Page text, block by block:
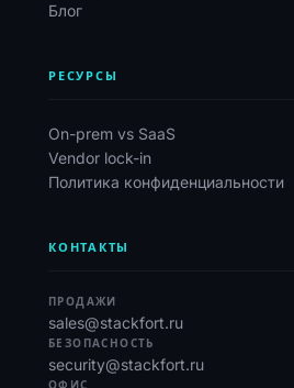
Блог
РЕСУРСЫ
On-prem vs SaaS
Vendor lock-in
Политика конфиденциальности
КОНТАКТЫ
ПРОДАЖИ
sales@stackfort.ru
БЕЗОПАСНОСТЬ
security@stackfort.ru